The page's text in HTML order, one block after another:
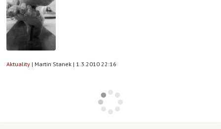
Aktuality | Martin Stanek | 1.3.2010 22:16